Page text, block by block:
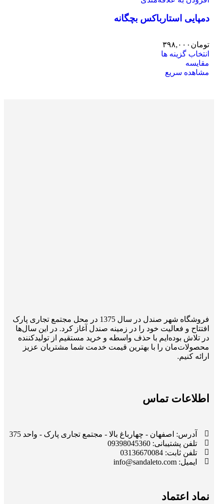
دمپایی استارباکس بچگانه
تومان ۳۹۸,۰۰۰
انتخاب گزینه ها
مقایسه
مشاهده سریع
فروشگاه شهر صندل در سال 1375 در محل مجتمع تجاری پارک
افتتاح و فعالیت خود را در زمینه صندل آغاز کرد. در این سال‌ها
در تلاش بوده‌ایم با حذف واسطه و خرید مستقیم از تولیدکننده
محصولات‌مان را با بهترین قیمت خدمت شما مشتریان عزیز
ارائه کنیم.
اطلاعات تماس
آدرس: اصفهان - چهارباغ بالا - مجتمع تجاری پارک - واحد 375
تلفن پشتیبانی: 09398045360
تلفن ثابت: 03136670084
ایمیل: info@sandaleto.com
نماد اعتماد